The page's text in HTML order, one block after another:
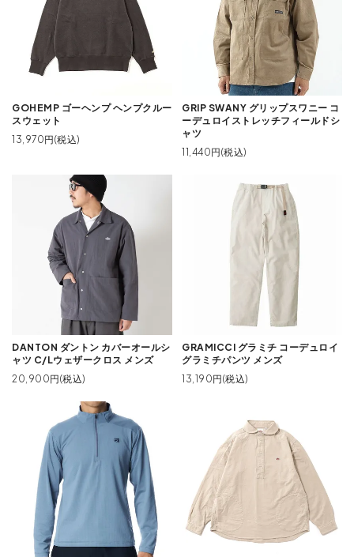
GOHEMP ゴーヘンプ ヘンプクルー
スウェット
13,970円(税込)
GRIP SWANY グリップスワニー コ
ーデュロイストレッチフィールドシ
ャツ
11,440円(税込)
DANTON ダントン カバーオールシ
ャツ C/Lウェザークロス メンズ
20,900円(税込)
GRAMICCI グラミチ コーデュロイ
グラミチパンツ メンズ
13,190円(税込)